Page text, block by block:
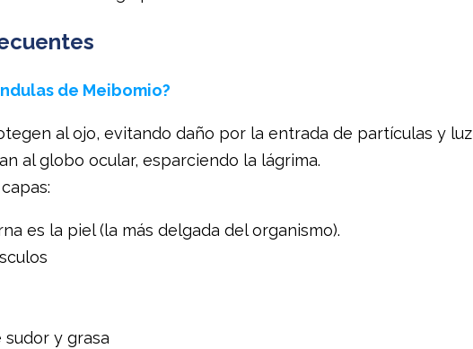
de Meibomio?
al ojo, evitando daño por la entrada de partículas y luz
al globo ocular, esparciendo la lágrima.
es la piel (la más delgada del organismo).
y grasa